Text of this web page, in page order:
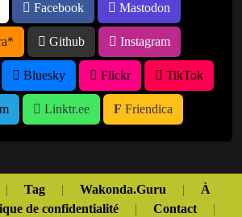
Facebook Mastodon
Github Instagram
Bluesky Flickr TikTok
Linktr.ee Friendica
| Tag | Wakonda.Guru |
À
de confidentialité | Contact |